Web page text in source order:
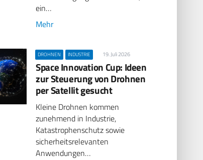
ein…
Mehr
DROHNEN INDUSTRIE 19. Juli 2026
Space Innovation Cup: Ideen
zur Steuerung von Drohnen
per Satellit gesucht
Kleine Drohnen kommen
zunehmend in Industrie,
Katastrophenschutz sowie
sicherheitsrelevanten
Anwendungen…